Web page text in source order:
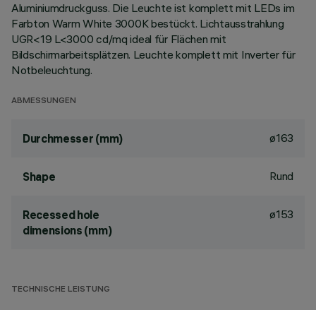
Aluminiumdruckguss. Die Leuchte ist komplett mit LEDs im
Farbton Warm White 3000K bestückt. Lichtausstrahlung
UGR<19 L<3000 cd/mq ideal für Flächen mit
Bildschirmarbeitsplätzen. Leuchte komplett mit Inverter für
Notbeleuchtung.
ABMESSUNGEN
Durchmesser (mm) ø163
Shape Rund
Recessed hole
dimensions (mm)
ø153
TECHNISCHE LEISTUNG